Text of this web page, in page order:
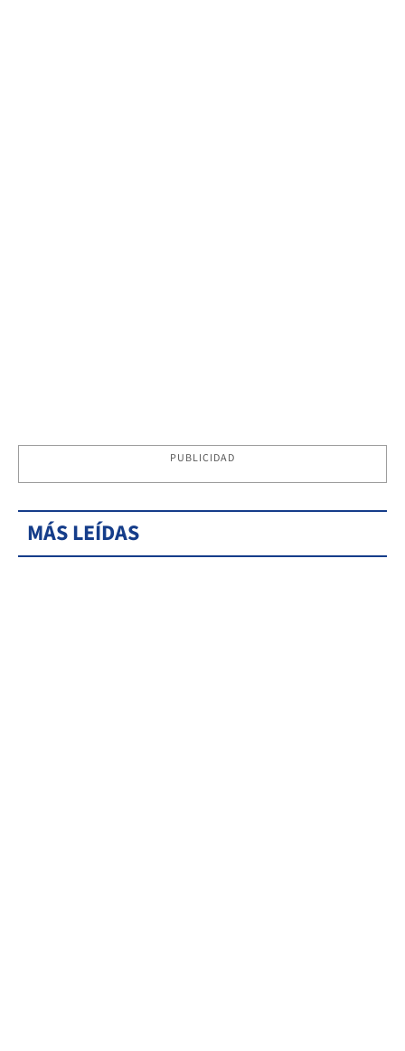
PUBLICIDAD
MÁS LEÍDAS